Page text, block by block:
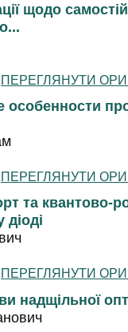
щодо
ПЕРЕГЛЯНУТИ
особенности
ПЕРЕГЛЯНУТИ
та квантово-
ПЕРЕГЛЯНУТИ
надщільної